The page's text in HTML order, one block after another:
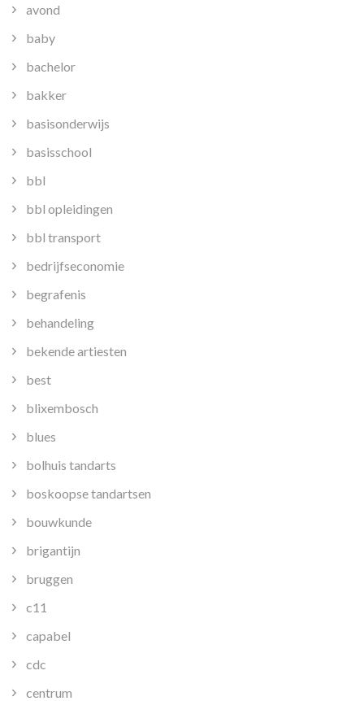
avond
baby
bachelor
bakker
basisonderwijs
basisschool
bbl
bbl opleidingen
bbl transport
bedrijfseconomie
begrafenis
behandeling
bekende artiesten
best
blixembosch
blues
bolhuis tandarts
boskoopse tandartsen
bouwkunde
brigantijn
bruggen
c11
capabel
cdc
centrum